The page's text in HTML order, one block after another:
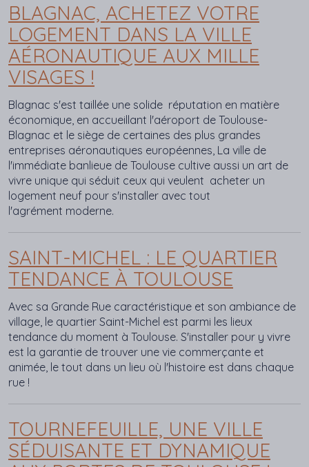
BLAGNAC, ACHETEZ VOTRE
LOGEMENT DANS LA VILLE
AÉRONAUTIQUE AUX MILLE
VISAGES !
Blagnac s'est taillée une solide réputation en matière
économique, en accueillant l'aéroport de Toulouse-
Blagnac et le siège de certaines des plus grandes
entreprises aéronautiques européennes, La ville de
l'immédiate banlieue de Toulouse cultive aussi un art de
vivre unique qui séduit ceux qui veulent acheter un
logement neuf pour s'installer avec tout
l'agrément moderne.
SAINT-MICHEL : LE QUARTIER
TENDANCE À TOULOUSE
Avec sa Grande Rue caractéristique et son ambiance de
village, le quartier Saint-Michel est parmi les lieux
tendance du moment à Toulouse. S'installer pour y vivre
est la garantie de trouver une vie commerçante et
animée, le tout dans un lieu où l'histoire est dans chaque
rue !
TOURNEFEUILLE, UNE VILLE
SÉDUISANTE ET DYNAMIQUE